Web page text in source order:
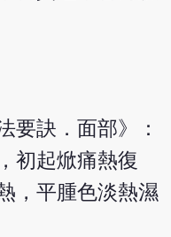
要訣．面部》：
初起焮痛熱復
，平腫色淡熱濕